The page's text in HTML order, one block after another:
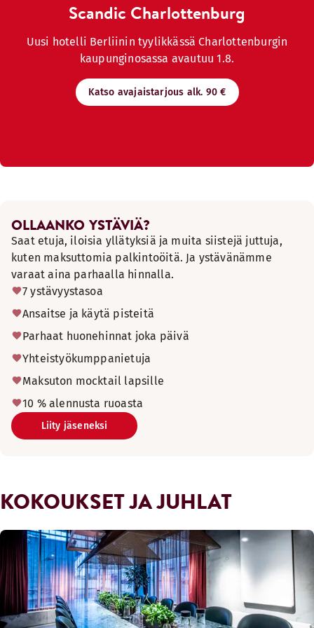
Scandic Charlottenburg
Uusi hotelli Berliinin tyylikkässä Charlottenburgin
kaupunginosassa avautuu 1.8.
Katso avajaistarjous alk. 90 €
OLLAANKO YSTÄVIÄ?
Saat etuja, iloisia yllätyksiä ja muita siistejä juttuja,
kuten maksuttomia palkintoöitä. Ja ystävänämme
varaat aina parhaalla hinnalla.
7 ystävyystasoa
Ansaitse ja käytä pisteitä
Parhaat huonehinnat joka päivä
Yhteistyökumppanietuja
Maksuton mocktail lapsille
10 % alennusta ruoasta
Liity jäseneksi
KOKOUKSET JA JUHLAT